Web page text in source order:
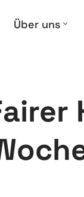
Über uns